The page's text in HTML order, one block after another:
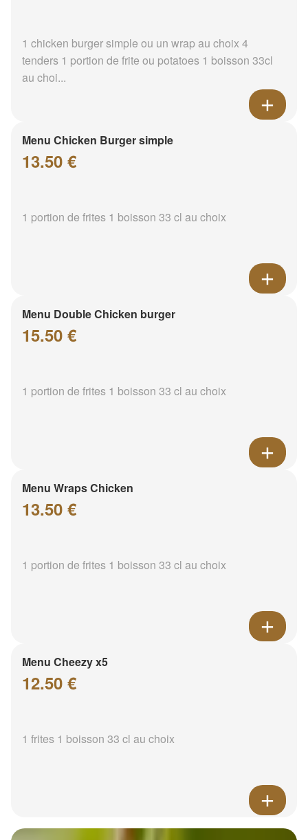
1 chicken burger simple ou un wrap au choix 4
tenders 1 portion de frite ou potatoes 1 boisson 33cl
au choi...
Menu Chicken Burger simple
13.50 €
1 portion de frites 1 boisson 33 cl au choix
Menu Double Chicken burger
15.50 €
1 portion de frites 1 boisson 33 cl au choix
Menu Wraps Chicken
13.50 €
1 portion de frites 1 boisson 33 cl au choix
Menu Cheezy x5
12.50 €
1 frites 1 boisson 33 cl au choix